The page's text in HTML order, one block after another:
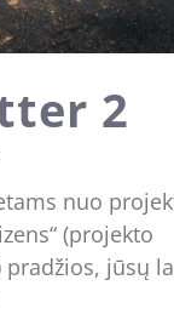
2
nuo
(projekto
pradžios, jūsų